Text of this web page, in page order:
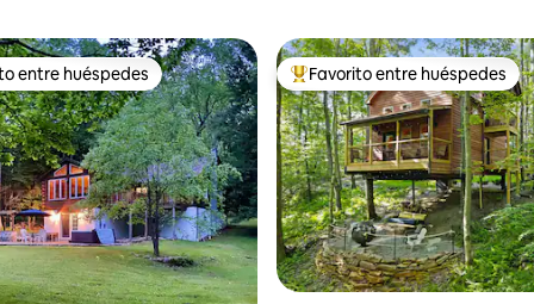
en Favorito entre huéspedes
entre huéspedes De los mejores en Favorito
Favorito entre huéspedes